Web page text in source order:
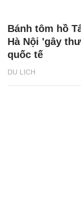
DU LỊCH
Bánh tôm hồ
Hà Nội 'gây
quốc tế